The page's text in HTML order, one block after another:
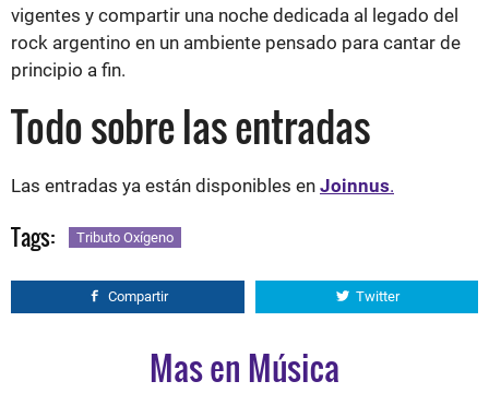
vigentes y compartir una noche dedicada al legado del
rock argentino en un ambiente pensado para cantar de
principio a fin.
Todo sobre las entradas
Las entradas ya están disponibles en Joinnus.
Tags: Tributo Oxígeno
Compartir Twitter
Mas en Música